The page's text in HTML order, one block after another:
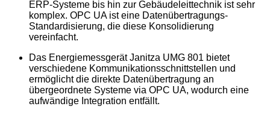
ERP-Systeme bis hin zur Gebäudeleittechnik ist sehr
komplex. OPC UA ist eine Datenübertragungs-
Standardisierung, die diese Konsolidierung
vereinfacht.
Das Energiemessgerät Janitza UMG 801 bietet
verschiedene Kommunikationsschnittstellen und
ermöglicht die direkte Datenübertragung an
übergeordnete Systeme via OPC UA, wodurch eine
aufwändige Integration entfällt.